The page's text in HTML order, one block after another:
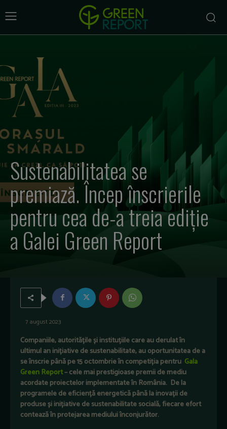
Sustenabilitatea se
premiază. Încep înscrierile
pentru cea de-a treia ediție
a Galei Green Report
7 august 2023
Companiile, autoritățile și instituțiile care au derulat în
ultimul an inițiative de sustenabilitate, au oportunitatea de a
se înscrie până pe 15 octombrie în competiția pentru Gala
Green Report– cele mai prestigioase premii de mediu
acordate proiectelor implementate în România. De la
programele de eficiență energetică până la inovații de
produse și inițiative de sustenabilitate socială, fiecare efort
contează în protejarea mediului înconjurător.